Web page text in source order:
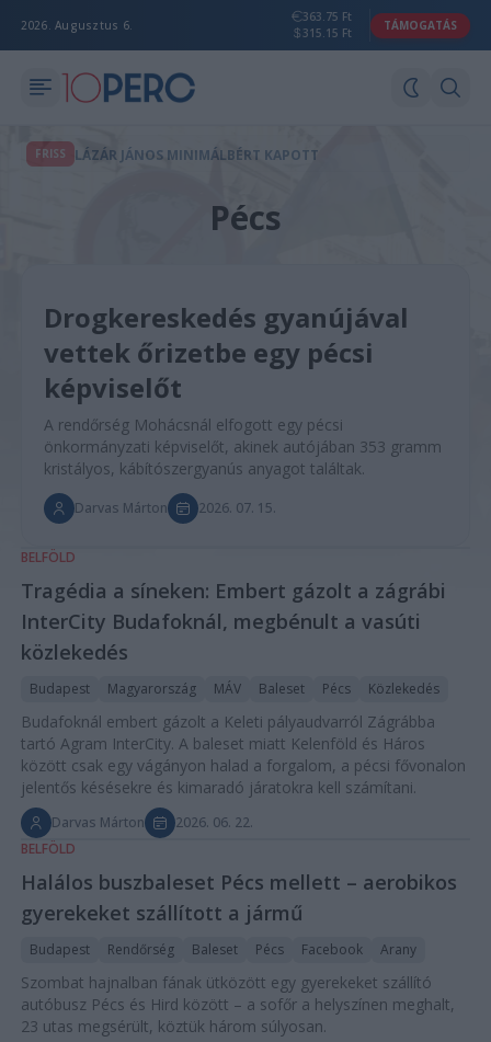
2026. Augusztus 6.
363.75 Ft
315.15 Ft
TÁMOGATÁS
FRISS LÁZÁR JÁNOS MINIMÁLBÉRT KAPOTT
Pécs
Drogkereskedés gyanújával
vettek őrizetbe egy pécsi
képviselőt
A rendőrség Mohácsnál elfogott egy pécsi
önkormányzati képviselőt, akinek autójában 353 gramm
kristályos, kábítószergyanús anyagot találtak.
Darvas Márton 2026. 07. 15.
BELFÖLD
Tragédia a síneken: Embert gázolt a zágrábi
InterCity Budafoknál, megbénult a vasúti
közlekedés
Budapest Magyarország MÁV Baleset Pécs Közlekedés
Budafoknál embert gázolt a Keleti pályaudvarról Zágrábba
tartó Agram InterCity. A baleset miatt Kelenföld és Háros
között csak egy vágányon halad a forgalom, a pécsi fővonalon
jelentős késésekre és kimaradó járatokra kell számítani.
Darvas Márton
2026. 06. 22.
BELFÖLD
Halálos buszbaleset Pécs mellett – aerobikos
gyerekeket szállított a jármű
Budapest Rendőrség Baleset Pécs Facebook Arany
Szombat hajnalban fának ütközött egy gyerekeket szállító
autóbusz Pécs és Hird között – a sofőr a helyszínen meghalt,
23 utas megsérült, köztük három súlyosan.